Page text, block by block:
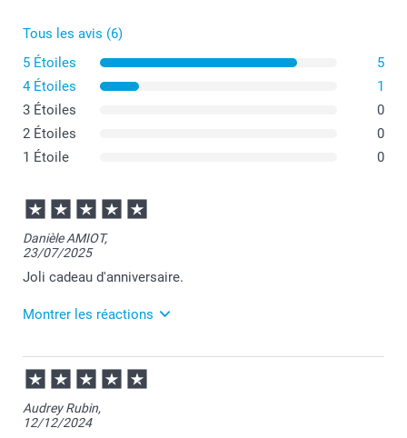
Tous les avis (6)
5 Étoiles
5
4 Étoiles
1
3 Étoiles
0
2 Étoiles
0
1 Étoile
0
Danièle AMIOT,
23/07/2025
Joli cadeau d'anniversaire.
Montrer les réactions
24/07/2025
11:27
Bonjour Danièle,
C’est une joie de vous lire :-)
Audrey Rubin,
12/12/2024